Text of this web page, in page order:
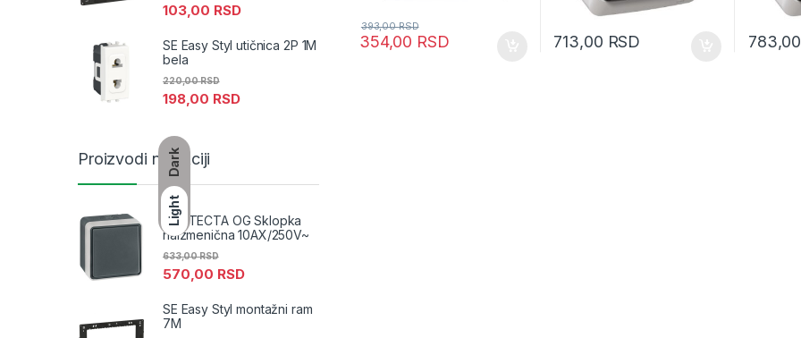
Dark
Light
354,00 RSD
393,00RSD
713,00 RSD
103,00 RSD
SE Easy Styl utičnica 2P 1M
bela
198,00 RSD
220,00RSD
Proizvodi na akciji
PROTECTA OG Sklopka
naizmenična 10AX/250V~
570,00 RSD
633,00RSD
SE Easy Styl montažni ram
7M